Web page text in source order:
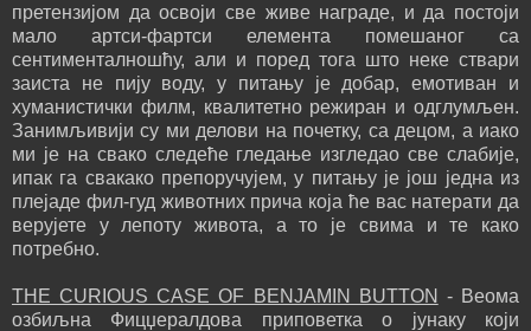
претензијом да освоји све живе награде, и да постоји
мало артси-фартси елемента помешаног са
сентименталношћу, али и поред тога што неке ствари
заиста не пију воду, у питању је добар, емотиван и
хуманистички филм, квалитетно режиран и одглумљен.
Занимљивији су ми делови на почетку, са децом, а иако
ми је на свако следеће гледање изгледао све слабије,
ипак га свакако препоручујем, у питању је још једна из
плејаде фил-гуд животних прича која ће вас натерати да
верујете у лепоту живота, а то је свима и те како
потребно.
THE CURIOUS CASE OF BENJAMIN BUTTON - Веома
озбиљна Фицџералдова приповетка о јунаку који